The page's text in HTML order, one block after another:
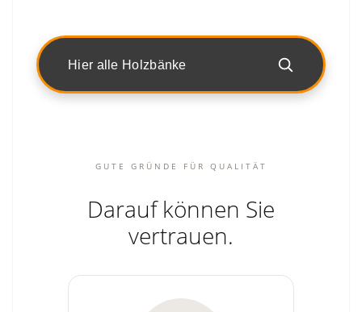
Hier alle Holzbänke
GUTE GRÜNDE FÜR QUALITÄT
Darauf können Sie
vertrauen.